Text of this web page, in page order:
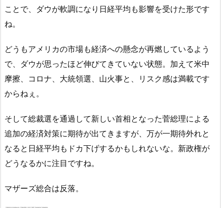
ことで、ダウが軟調になり日経平均も影響を受けた形です
ね。
どうもアメリカの市場も経済への懸念が再燃しているよう
で、ダウが思ったほど伸びてきていない状態。加えて米中
摩擦、コロナ、大統領選、山火事と、リスク感は満載です
からねぇ。
そして総裁選を通過して新しい首相となった菅総理による
追加の経済対策に期待が出てきますが、万が一期待外れと
なると日経平均もドカ下げするかもしれないな。新政権が
どうなるかに注目ですね。
マザーズ総合は反落。